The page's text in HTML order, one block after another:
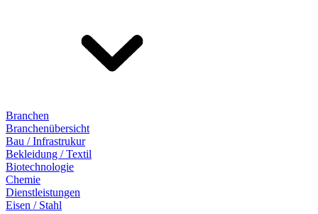
Branchen
Branchenübersicht
Bau / Infrastrukur
Bekleidung / Textil
Biotechnologie
Chemie
Dienstleistungen
Eisen / Stahl